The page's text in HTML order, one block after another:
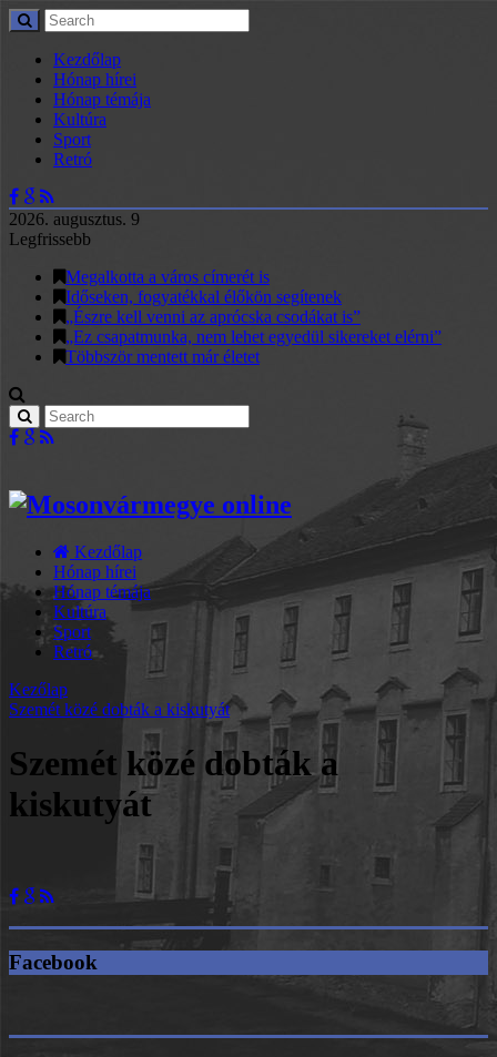
Kezdőlap
Hónap hírei
Hónap témája
Kultúra
Sport
Retró
2026. augusztus. 9
Legfrissebb
Megalkotta a város címerét is
Időseken, fogyatékkal élőkön segítenek
„Észre kell venni az aprócska csodákat is”
„Ez csapatmunka, nem lehet egyedül sikereket elérni”
Többször mentett már életet
Kezdőlap
Hónap hírei
Hónap témája
Kultúra
Sport
Retró
Kezőlap
Szemét közé dobták a kiskutyát
Szemét közé dobták a
kiskutyát
Facebook